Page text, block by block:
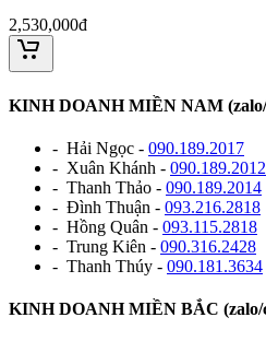
2,530,000đ
KINH DOANH MIỀN NAM
- Hải Ngọc - 090.189.2017
- Xuân Khánh - 090.189.2012
- Thanh Thảo - 090.189.2014
- Đình Thuận - 093.216.2818
- Hồng Quân - 093.115.2818
- Trung Kiên - 090.316.2428
- Thanh Thúy - 090.181.3634
KINH DOANH MIỀN BẮC (zalo/